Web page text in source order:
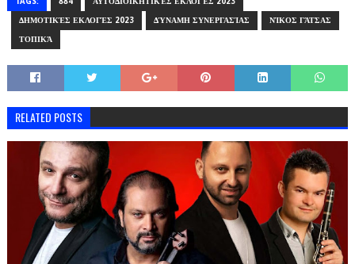
ΔΗΜΟΤΙΚΈΣ ΕΚΛΟΓΈΣ 2023 ΔΎΝΑΜΗ ΣΥΝΕΡΓΑΣΊΑΣ ΝΊΚΟΣ ΓΆΤΣΑΣ
ΤΟΠΙΚΆ
RELATED POSTS